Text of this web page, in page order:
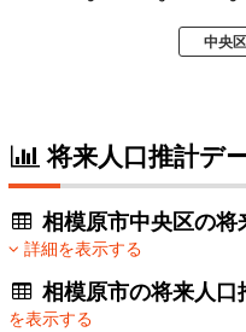
中央
将来人口推計デ
相模原市中央区の
詳細を表示する
相模原市の将来人
を表示する